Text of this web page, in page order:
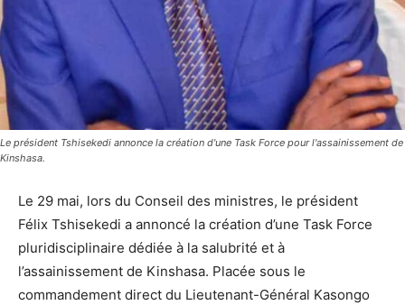
Le président Tshisekedi annonce la création d'une Task Force pour l'assainissement de
Kinshasa.
Le 29 mai, lors du Conseil des ministres, le président
Félix Tshisekedi a annoncé la création d’une Task Force
pluridisciplinaire dédiée à la salubrité et à
l’assainissement de Kinshasa. Placée sous le
commandement direct du Lieutenant-Général Kasongo